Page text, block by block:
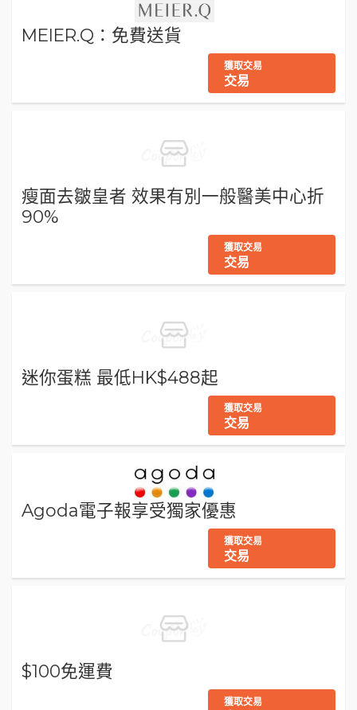
MEIER.Q：免費送貨
獲取交易
交易
瘦面去皺皇者 效果有別一般醫美中心折
90%
獲取交易
交易
迷你蛋糕 最低HK$488起
獲取交易
交易
Agoda電子報享受獨家優惠
獲取交易
交易
$100免運費
獲取交易